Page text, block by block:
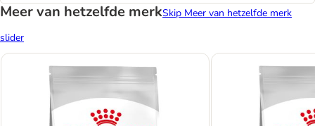
Meer van hetzelfde merkSkip Meer van hetzelfde merk
slider